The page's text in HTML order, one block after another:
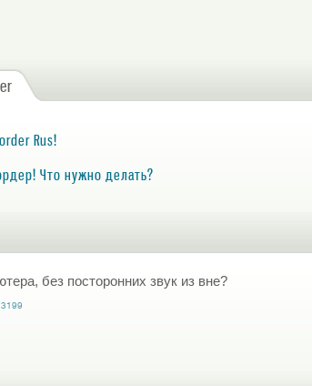
Rus!
Что нужно делать?
без посторонних звук из вне?